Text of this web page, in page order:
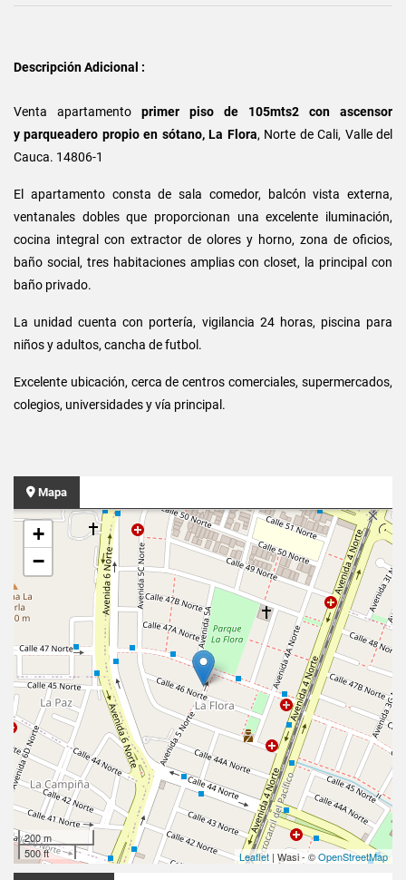
Descripción Adicional :
Venta apartamento primer piso de 105mts2 con ascensor
y parqueadero propio en sótano, La Flora, Norte de Cali, Valle del
Cauca. 14806-1
El apartamento consta de sala comedor, balcón vista externa,
ventanales dobles que proporcionan una excelente iluminación,
cocina integral con extractor de olores y horno, zona de oficios,
baño social, tres habitaciones amplias con closet, la principal con
baño privado.
La unidad cuenta con portería, vigilancia 24 horas, piscina para
niños y adultos, cancha de futbol.
Excelente ubicación, cerca de centros comerciales, supermercados,
colegios, universidades y vía principal.
Mapa
+
−
200 m
500 ft
Leaflet | Wasi - ©OpenStreetMap